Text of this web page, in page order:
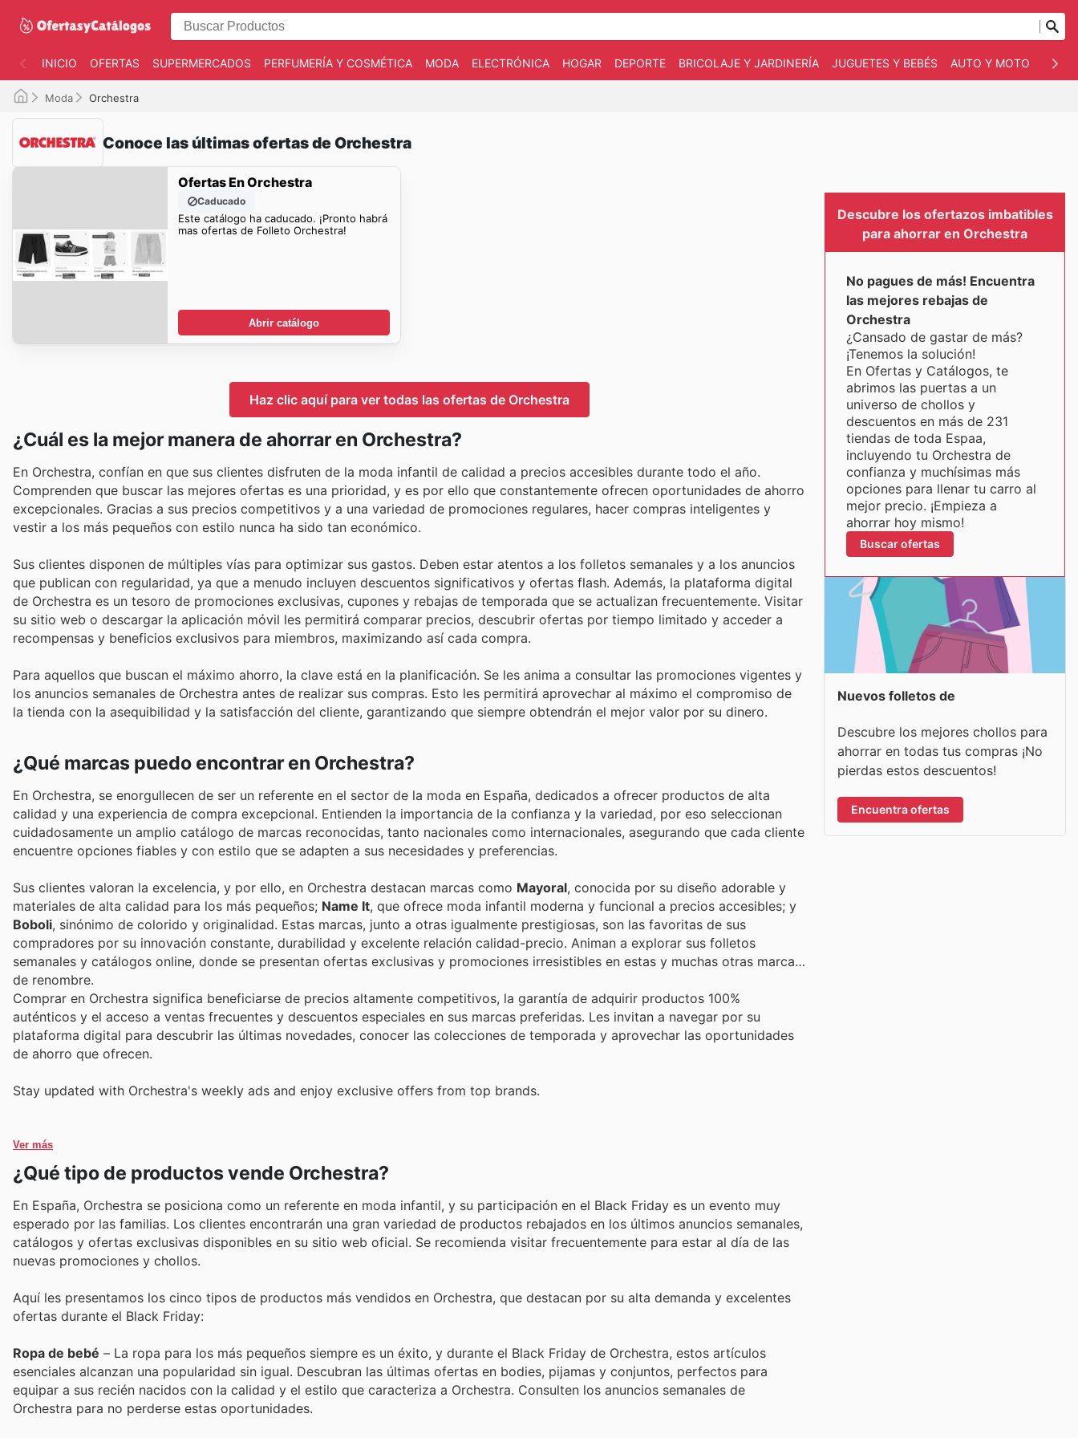
INICIO OFERTAS SUPERMERCADOS PERFUMERÍA Y COSMÉTICA MODA ELECTRÓNICA HOGAR DEPORTE BRICOLAJE Y JARDINERÍA JUGUETES Y BEBÉS AUTO Y MOTO
Moda Orchestra
Conoce las últimas ofertas de Orchestra
Ofertas En Orchestra
Caducado
Este catálogo ha caducado. ¡Pronto habrá
mas ofertas de Folleto Orchestra!
Abrir catálogo
Haz clic aquí para ver todas las ofertas de Orchestra
¿Cuál es la mejor manera de ahorrar en Orchestra?
En Orchestra, confían en que sus clientes disfruten de la moda infantil de calidad a precios accesibles durante todo el año.
Comprenden que buscar las mejores ofertas es una prioridad, y es por ello que constantemente ofrecen oportunidades de ahorro
excepcionales. Gracias a sus precios competitivos y a una variedad de promociones regulares, hacer compras inteligentes y
vestir a los más pequeños con estilo nunca ha sido tan económico.
Sus clientes disponen de múltiples vías para optimizar sus gastos. Deben estar atentos a los folletos semanales y a los anuncios
que publican con regularidad, ya que a menudo incluyen descuentos significativos y ofertas flash. Además, la plataforma digital
de Orchestra es un tesoro de promociones exclusivas, cupones y rebajas de temporada que se actualizan frecuentemente. Visitar
su sitio web o descargar la aplicación móvil les permitirá comparar precios, descubrir ofertas por tiempo limitado y acceder a
recompensas y beneficios exclusivos para miembros, maximizando así cada compra.
Para aquellos que buscan el máximo ahorro, la clave está en la planificación. Se les anima a consultar las promociones vigentes y
los anuncios semanales de Orchestra antes de realizar sus compras. Esto les permitirá aprovechar al máximo el compromiso de
la tienda con la asequibilidad y la satisfacción del cliente, garantizando que siempre obtendrán el mejor valor por su dinero.
¿Qué marcas puedo encontrar en Orchestra?
En Orchestra, se enorgullecen de ser un referente en el sector de la moda en España, dedicados a ofrecer productos de alta
calidad y una experiencia de compra excepcional. Entienden la importancia de la confianza y la variedad, por eso seleccionan
cuidadosamente un amplio catálogo de marcas reconocidas, tanto nacionales como internacionales, asegurando que cada cliente
encuentre opciones fiables y con estilo que se adapten a sus necesidades y preferencias.
Sus clientes valoran la excelencia, y por ello, en Orchestra destacan marcas como Mayoral, conocida por su diseño adorable y
materiales de alta calidad para los más pequeños; Name It, que ofrece moda infantil moderna y funcional a precios accesibles; y
Boboli, sinónimo de colorido y originalidad. Estas marcas, junto a otras igualmente prestigiosas, son las favoritas de sus
compradores por su innovación constante, durabilidad y excelente relación calidad-precio. Animan a explorar sus folletos
semanales y catálogos online, donde se presentan ofertas exclusivas y promociones irresistibles en estas y muchas otras marcas
de renombre.
Comprar en Orchestra significa beneficiarse de precios altamente competitivos, la garantía de adquirir productos 100%
auténticos y el acceso a ventas frecuentes y descuentos especiales en sus marcas preferidas. Les invitan a navegar por su
plataforma digital para descubrir las últimas novedades, conocer las colecciones de temporada y aprovechar las oportunidades
de ahorro que ofrecen.
Stay updated with Orchestra's weekly ads and enjoy exclusive offers from top brands.
Ver más
¿Qué tipo de productos vende Orchestra?
En España, Orchestra se posiciona como un referente en moda infantil, y su participación en el Black Friday es un evento muy
esperado por las familias. Los clientes encontrarán una gran variedad de productos rebajados en los últimos anuncios semanales,
catálogos y ofertas exclusivas disponibles en su sitio web oficial. Se recomienda visitar frecuentemente para estar al día de las
nuevas promociones y chollos.
Aquí les presentamos los cinco tipos de productos más vendidos en Orchestra, que destacan por su alta demanda y excelentes
ofertas durante el Black Friday:
Ropa de bebé – La ropa para los más pequeños siempre es un éxito, y durante el Black Friday de Orchestra, estos artículos
esenciales alcanzan una popularidad sin igual. Descubran las últimas ofertas en bodies, pijamas y conjuntos, perfectos para
equipar a sus recién nacidos con la calidad y el estilo que caracteriza a Orchestra. Consulten los anuncios semanales de
Orchestra para no perderse estas oportunidades.
Descubre los ofertazos imbatibles
para ahorrar en Orchestra
No pagues de más! Encuentra
las mejores rebajas de
Orchestra
¿Cansado de gastar de más?
¡Tenemos la solución!
En Ofertas y Catálogos, te
abrimos las puertas a un
universo de chollos y
descuentos en más de 231
tiendas de toda Espaa,
incluyendo tu Orchestra de
confianza y muchísimas más
opciones para llenar tu carro al
mejor precio. ¡Empieza a
ahorrar hoy mismo!
Buscar ofertas
Nuevos folletos de
Descubre los mejores chollos para
ahorrar en todas tus compras ¡No
pierdas estos descuentos!
Encuentra ofertas